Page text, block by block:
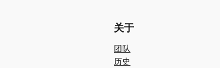
关于
团队
历史